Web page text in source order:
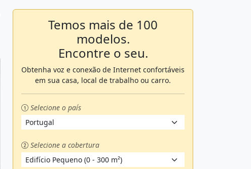
Temos mais de 100
modelos.
Encontre o seu.
Obtenha voz e conexão de Internet confortáveis
em sua casa, local de trabalho ou carro.
Selecione o país
Selecione a cobertura